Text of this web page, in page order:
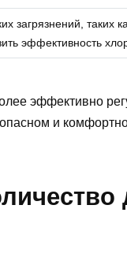
загрязнений, таких
эффективность
эффективно
и